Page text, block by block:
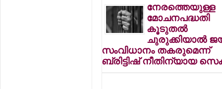
നേരത്തെയുള്ള
മോചനപദ്ധതി
കൂടുതല്‍
ചുരുക്കിയാല്‍
സംവിധാനം തകരുമെന്ന്
ബ്രിട്ടിഷ് നീതിന്യായ